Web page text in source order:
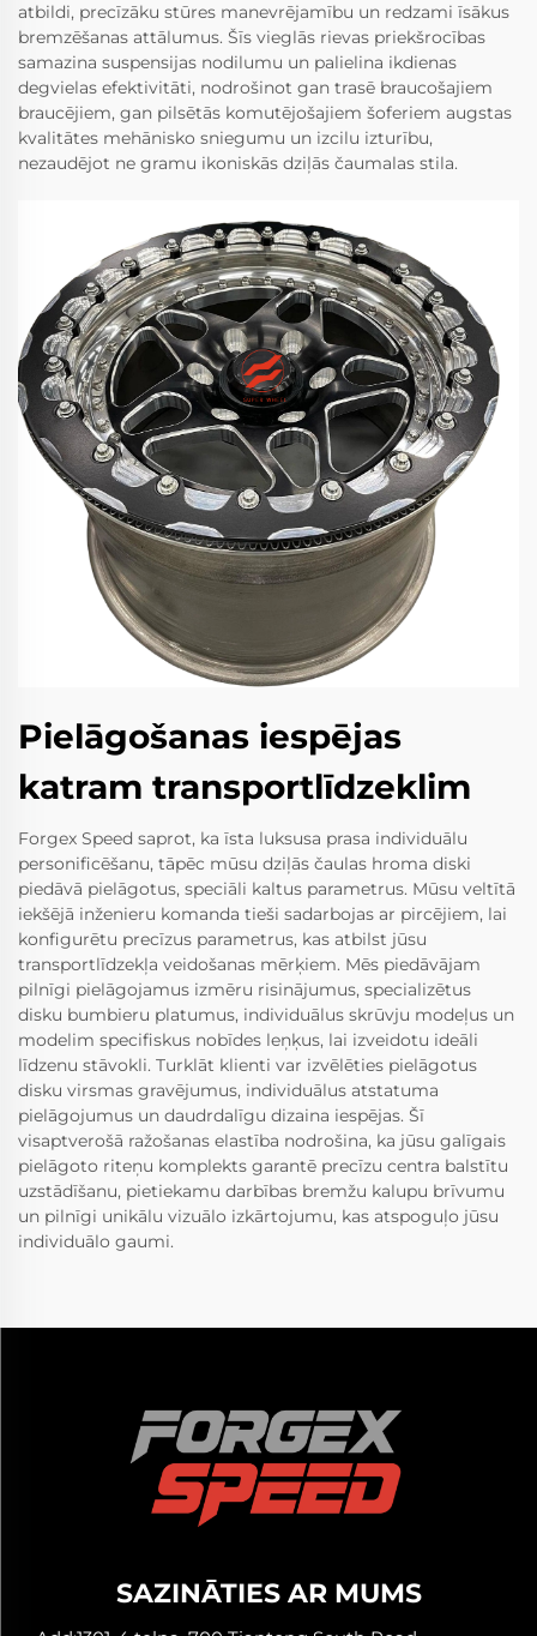
atbildi, precīzāku stūres manevrējamību un redzami īsākus
bremzēšanas attālumus. Šīs vieglās rievas priekšrocības
samazina suspensijas nodilumu un palielina ikdienas
degvielas efektivitāti, nodrošinot gan trasē braucošajiem
braucējiem, gan pilsētās komutējošajiem šoferiem augstas
kvalitātes mehānisko sniegumu un izcilu izturību,
nezaudējot ne gramu ikoniskās dziļās čaumalas stila.
Pielāgošanas iespējas
katram transportlīdzeklim
Forgex Speed saprot, ka īsta luksusa prasa individuālu
personificēšanu, tāpēc mūsu dziļās čaulas hroma diski
piedāvā pielāgotus, speciāli kaltus parametrus. Mūsu veltītā
iekšējā inženieru komanda tieši sadarbojas ar pircējiem, lai
konfigurētu precīzus parametrus, kas atbilst jūsu
transportlīdzekļa veidošanas mērķiem. Mēs piedāvājam
pilnīgi pielāgojamus izmēru risinājumus, specializētus
disku bumbieru platumus, individuālus skrūvju modeļus un
modelim specifiskus nobīdes leņķus, lai izveidotu ideāli
līdzenu stāvokli. Turklāt klienti var izvēlēties pielāgotus
disku virsmas gravējumus, individuālus atstatuma
pielāgojumus un daudrdalīgu dizaina iespējas. Šī
visaptverošā ražošanas elastība nodrošina, ka jūsu galīgais
pielāgoto riteņu komplekts garantē precīzu centra balstītu
uzstādīšanu, pietiekamu darbības bremžu kalupu brīvumu
un pilnīgi unikālu vizuālo izkārtojumu, kas atspoguļo jūsu
individuālo gaumi.
SAZINĀTIES AR MUMS